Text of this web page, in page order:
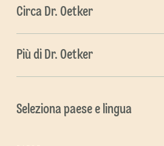
Circa Dr. Oetker
Più di Dr. Oetker
Seleziona paese e lingua